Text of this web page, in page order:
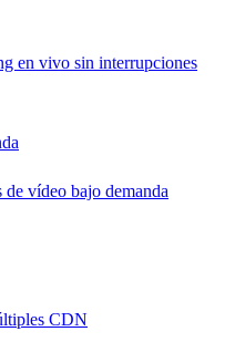
en vivo sin interrupciones
de vídeo bajo demanda
CDN